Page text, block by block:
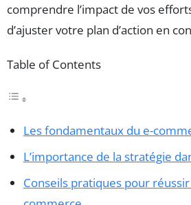
comprendre l’impact de vos
d’ajuster votre plan d’action en
Table of Contents
Les fondamentaux du e-
L’importance de la stratégie
Conseils pratiques pour